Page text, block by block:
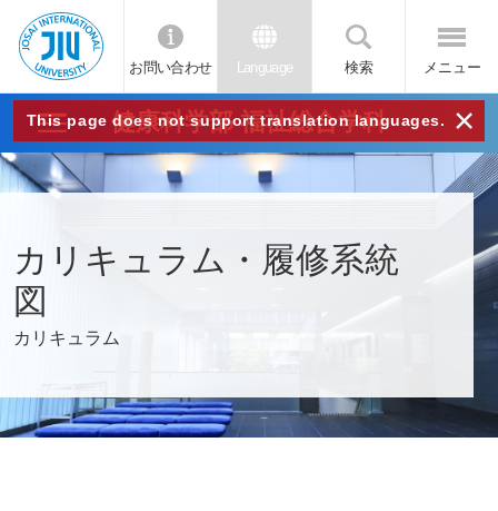
JIU
城西
国際
大学
お問い合わせ Language 検索 メニュー
This page does not support translation languages. ×
健康科学部 福祉総合学科
カリキュラム・履修系統
図
カリキュラム